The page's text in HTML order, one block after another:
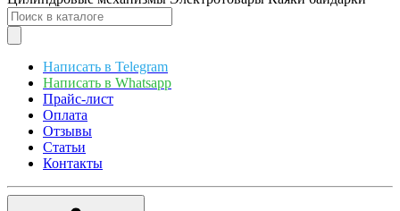
Написать в Telegram
Написать в Whatsapp
Прайс-лист
Оплата
Отзывы
Статьи
Контакты